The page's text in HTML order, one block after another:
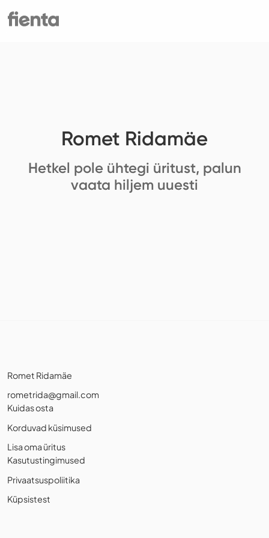
Romet Ridamäe
Hetkel pole ühtegi üritust, palun
vaata hiljem uuesti
Romet Ridamäe
rometrida@gmail.com
Kuidas osta
Korduvad küsimused
Lisa oma üritus
Kasutustingimused
Privaatsuspoliitika
Küpsistest